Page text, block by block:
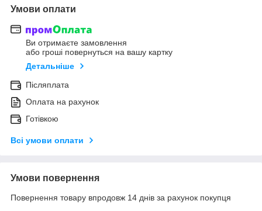
Умови оплати
Ви отримаєте замовлення
або гроші повернуться на вашу картку
Детальніше
Післяплата
Оплата на рахунок
Готівкою
Всі умови оплати
Умови повернення
Повернення товару впродовж 14 днів за рахунок покупця